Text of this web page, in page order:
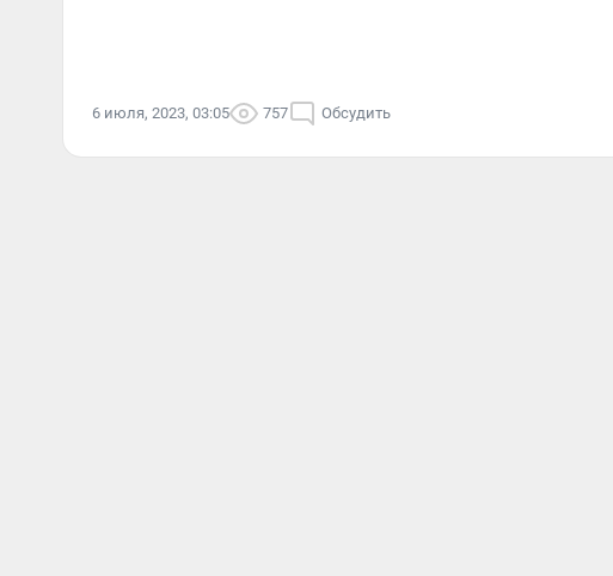
6 июля, 2023, 03:05 757 Обсудить